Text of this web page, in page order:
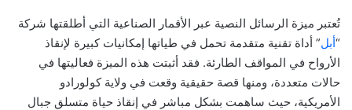
تُعتبر ميزة الرسائل النصية عبر الأقمار الصناعية التي أطلقتها شركة
“أبل” أداة تقنية متقدمة تحمل في طياتها إمكانيات كبيرة لإنقاذ
الأرواح في المواقف الطارئة. فقد أثبتت هذه الميزة فعاليتها في
حالات متعددة، ومنها قصة حقيقية وقعت في ولاية كولورادو
الأمريكية، حيث ساهمت بشكل مباشر في إنقاذ حياة متسلق جبال